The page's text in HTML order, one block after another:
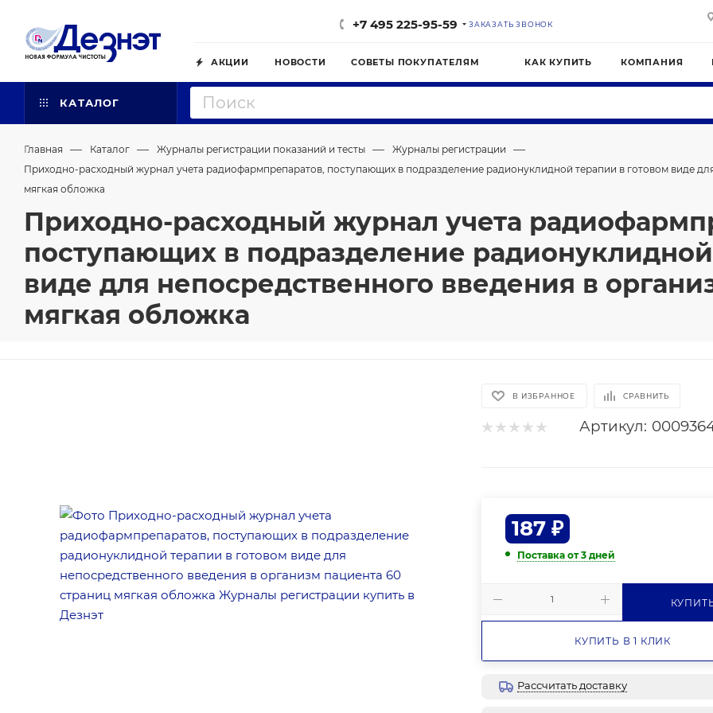
+7 495 225-95-59 ЗАКАЗАТЬ ЗВОНОК
АКЦИИ НОВОСТИ СОВЕТЫ ПОКУПАТЕЛЯМ КАК КУПИТЬ КОМПАНИЯ
КАТАЛОГ
Главная — Каталог — Журналы регистрации показаний и тесты — Журналы регистрации —
Приходно-расходный журнал учета радиофармпрепаратов, поступающих в подразделение радионуклидной терапии в готовом виде
мягкая обложка
Приходно-расходный журнал учета
поступающих в подразделение
виде для непосредственного введения в
мягкая обложка
В ИЗБРАННОЕ СРАВНИТЬ
Артикул:
187 ₽
Поставка от 3 дней
КУПИТЬ В 1 КЛИК
Рассчитать доставку